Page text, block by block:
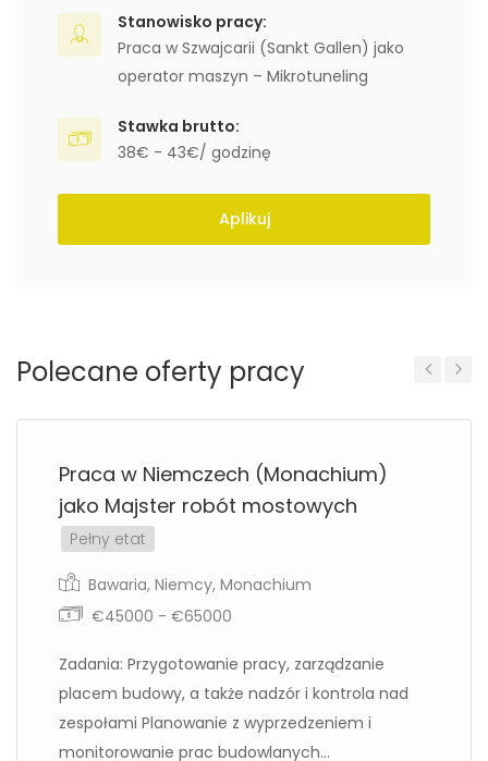
Stanowisko pracy:
Praca w Szwajcarii (Sankt Gallen) jako
operator maszyn – Mikrotuneling
Stawka brutto:
38€ - 43€/ godzinę
Aplikuj
Polecane oferty pracy
Praca w Niemczech (Monachium)
jako Majster robót mostowych
Pełny etat
Bawaria, Niemcy, Monachium
€45000 - €65000
Zadania: Przygotowanie pracy, zarządzanie
placem budowy, a także nadzór i kontrola nad
zespołami Planowanie z wyprzedzeniem i
monitorowanie prac budowlanych...